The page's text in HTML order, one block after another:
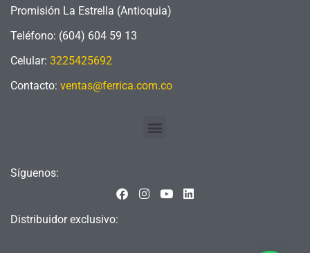
Promisión La Estrella (Antioquia)
Teléfono: (604) 604 59 13
Celular: 3225425692
Contacto: ventas@ferrica.com.co
Menu
Síguenos:
F
a
I
Y
L
Distribuidor exclusivo: